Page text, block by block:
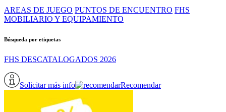
AREAS DE JUEGO PUNTOS DE ENCUENTRO FHS
MOBILIARIO Y EQUIPAMIENTO
Búsqueda por etiquetas
FHS DESCATALOGADOS 2026
Solicitar más info Recomendar